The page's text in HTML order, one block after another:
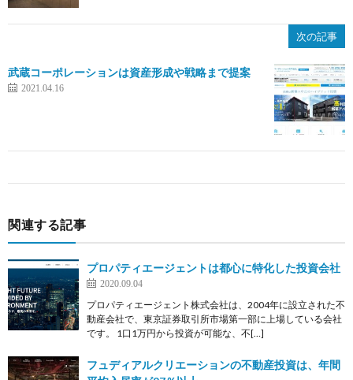
次の記事
武蔵コーポレーションは資産形成や戦略まで提案
2021.04.16
関連する記事
プロパティエージェントは都心に特化した投資会社
2020.09.04
プロパティエージェント株式会社は、2004年に設立された不
動産会社で、東京証券取引所市場第一部に上場している会社
です。 1口1万円から投資が可能な、不[…]
フュディアルクリエーションの不動産投資は、年間